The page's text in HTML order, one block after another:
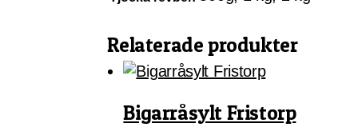
Relaterade produkter
Bigarråsylt Fristorp